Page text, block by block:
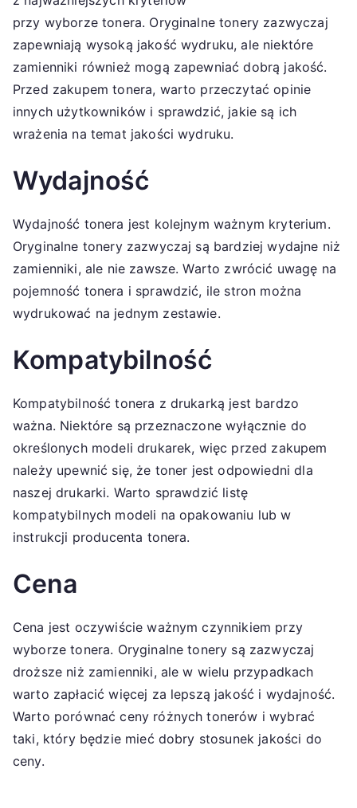
przy wyborze tonera. Oryginalne tonery zazwyczaj
zapewniają wysoką jakość wydruku, ale niektóre
zamienniki również mogą zapewniać dobrą jakość.
Przed zakupem tonera, warto przeczytać opinie
innych użytkowników i sprawdzić, jakie są ich
wrażenia na temat jakości wydruku.
Wydajność
Wydajność tonera jest kolejnym ważnym kryterium.
Oryginalne tonery zazwyczaj są bardziej wydajne niż
zamienniki, ale nie zawsze. Warto zwrócić uwagę na
pojemność tonera i sprawdzić, ile stron można
wydrukować na jednym zestawie.
Kompatybilność
Kompatybilność tonera z drukarką jest bardzo
ważna. Niektóre są przeznaczone wyłącznie do
określonych modeli drukarek, więc przed zakupem
należy upewnić się, że toner jest odpowiedni dla
naszej drukarki. Warto sprawdzić listę
kompatybilnych modeli na opakowaniu lub w
instrukcji producenta tonera.
Cena
Cena jest oczywiście ważnym czynnikiem przy
wyborze tonera. Oryginalne tonery są zazwyczaj
droższe niż zamienniki, ale w wielu przypadkach
warto zapłacić więcej za lepszą jakość i wydajność.
Warto porównać ceny różnych tonerów i wybrać
taki, który będzie mieć dobry stosunek jakości do
ceny.